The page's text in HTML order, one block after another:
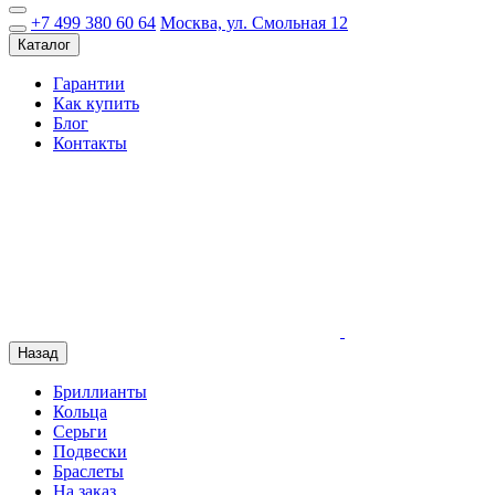
+7 499 380 60 64 Москва, ул. Смольная 12
Каталог
Гарантии
Как купить
Блог
Контакты
Назад
Бриллианты
Кольца
Серьги
Подвески
Браслеты
На заказ